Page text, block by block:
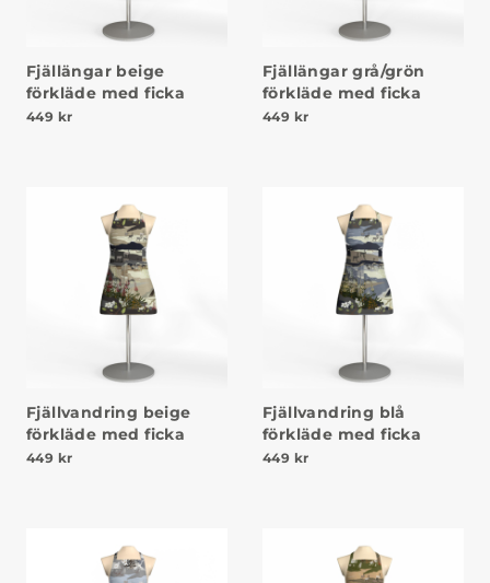
Fjällängar beige
förkläde med ficka
449 kr
Fjällängar grå/grön
förkläde med ficka
449 kr
Fjällvandring beige
förkläde med ficka
449 kr
Fjällvandring blå
förkläde med ficka
449 kr